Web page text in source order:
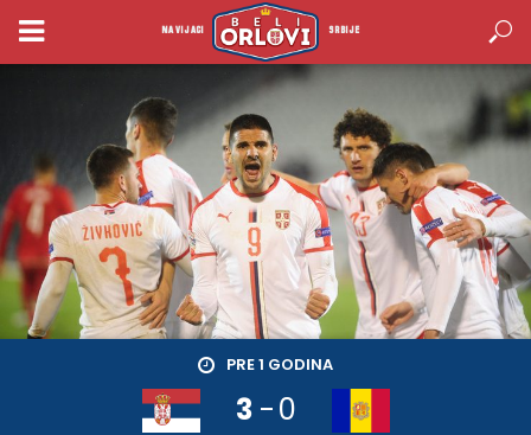
NAVIJACI SRBIJE
PRE 1 GODINA
3 -0